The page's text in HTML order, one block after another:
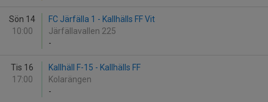
Sön 14
10:00
FC Järfälla 1 - Kallhälls FF Vit
Järfällavallen 225
-
Tis 16
17:00
Kallhäll F-15 - Kallhälls FF
Kolarängen
-